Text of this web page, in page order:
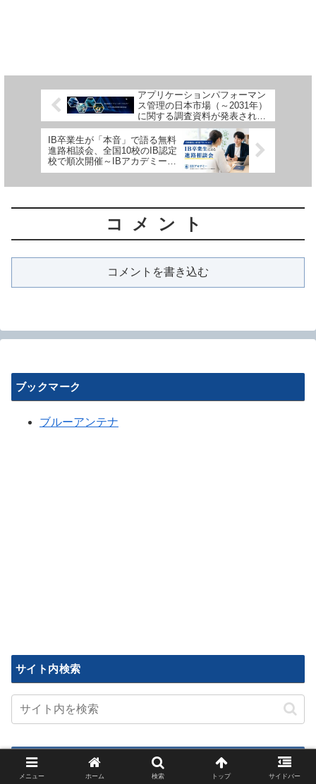
アプリケーションパフォーマン
ス管理の日本市場（～2031年）
に関する調査資料が発表されま
した
IB卒業生が「本音」で語る無料
進路相談会、全国10校のIB認定
校で順次開催～IBアカデミーが
参加校を募集～
コメント
コメントを書き込む
ブックマーク
ブルーアンテナ
サイト内検索
管理人
メニュー ホーム 検索 トップ サイドバー